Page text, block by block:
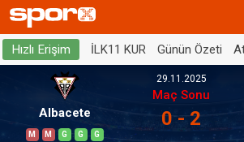
Hızlı Erişim İLK11 KUR Günün Özeti
Albacete
M M G G G
29.11.2025
Maç Sonu
0 - 2